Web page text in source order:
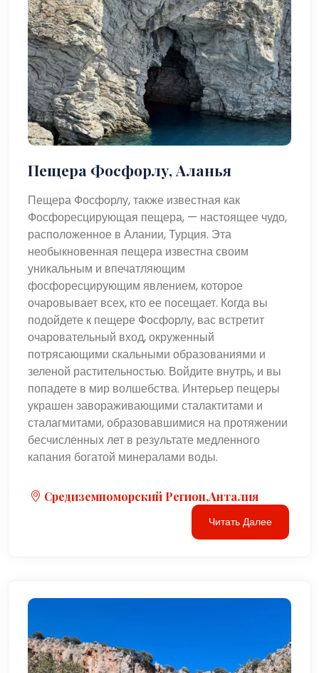
Пещера Фосфорлу, Аланья
Пещера Фосфорлу, также известная как
Фосфоресцирующая пещера, — настоящее чудо,
расположенное в Алании, Турция. Эта
необыкновенная пещера известна своим
уникальным и впечатляющим
фосфоресцирующим явлением, которое
очаровывает всех, кто ее посещает. Когда вы
подойдете к пещере Фосфорлу, вас встретит
очаровательный вход, окруженный
потрясающими скальными образованиями и
зеленой растительностью. Войдите внутрь, и вы
попадете в мир волшебства. Интерьер пещеры
украшен завораживающими сталактитами и
сталагмитами, образовавшимися на протяжении
бесчисленных лет в результате медленного
капания богатой минералами воды.
Средиземноморский Регион,Анталия
Читать Далее